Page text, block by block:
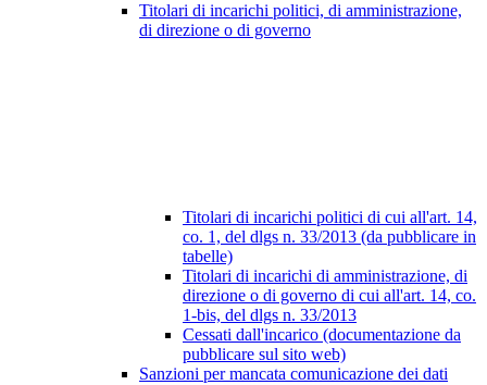
Titolari di incarichi politici, di amministrazione,
di direzione o di governo
Titolari di incarichi politici di cui all'art. 14,
co. 1, del dlgs n. 33/2013 (da pubblicare in
tabelle)
Titolari di incarichi di amministrazione, di
direzione o di governo di cui all'art. 14, co.
1-bis, del dlgs n. 33/2013
Cessati dall'incarico (documentazione da
pubblicare sul sito web)
Sanzioni per mancata comunicazione dei dati